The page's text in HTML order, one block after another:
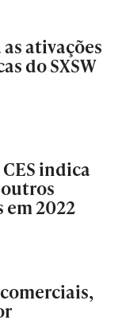
ativações
do SXSW
indica
em 2022